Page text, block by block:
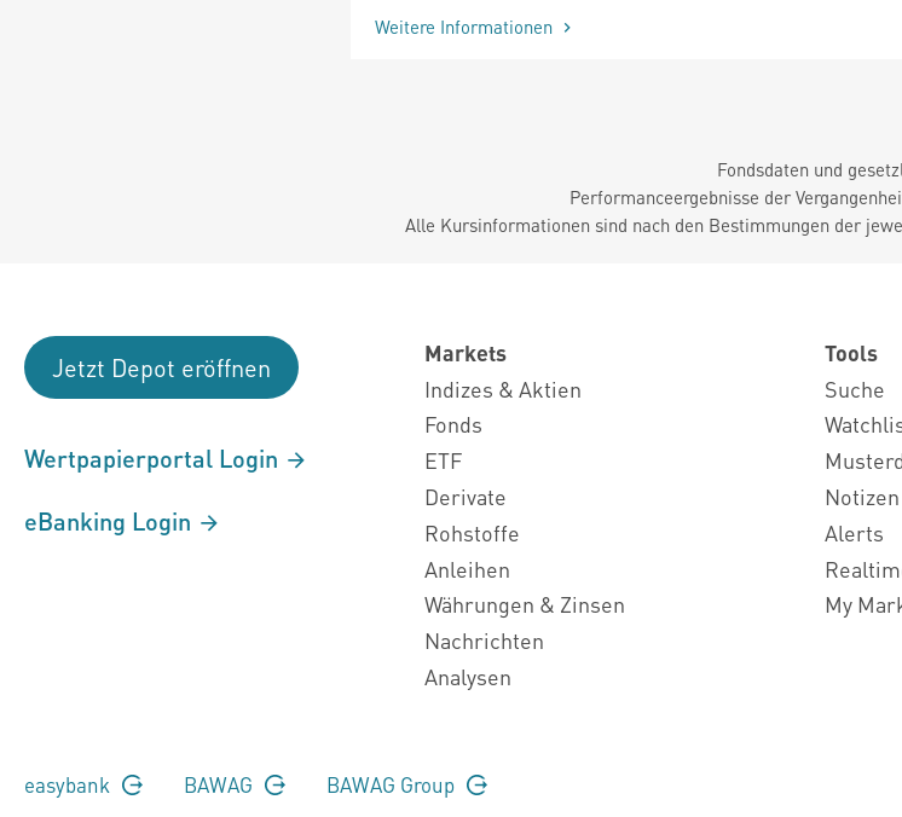
Weitere Informationen
Fondsdaten und
Performanceergebnisse der
Alle Kursinformationen sind nach den Bestimmungen der
Jetzt Depot eröffnen
Wertpapierportal Login
eBanking Login
Markets
Indizes & Aktien
Fonds
ETF
Derivate
Rohstoffe
Anleihen
Währungen & Zinsen
Nachrichten
Analysen
Tools
Suche
Notizen
Alerts
My
easybank BAWAG BAWAG Group